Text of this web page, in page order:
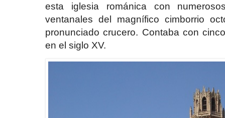
esta iglesia románica con
ventanales del magnífico cimborrio
pronunciado crucero. Contaba con
en el siglo XV.